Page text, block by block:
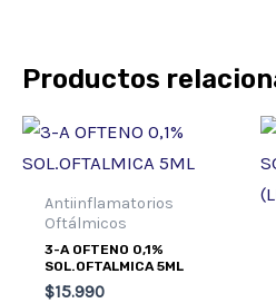
Productos
Antiinflamatorios
Oftálmicos
3-A OFTENO 0,1%
SOL.OFTALMICA 5ML
$15.990